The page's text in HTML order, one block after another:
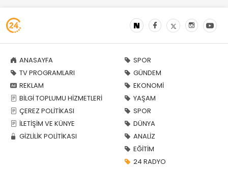
ANASAYFA
TV PROGRAMLARI
REKLAM
BİLGİ TOPLUMU HİZMETLERİ
ÇEREZ POLİTİKASI
İLETİŞİM VE KÜNYE
GİZLİLİK POLİTİKASI
SPOR
GÜNDEM
EKONOMİ
YAŞAM
SPOR
DÜNYA
ANALİZ
EĞİTİM
24 RADYO